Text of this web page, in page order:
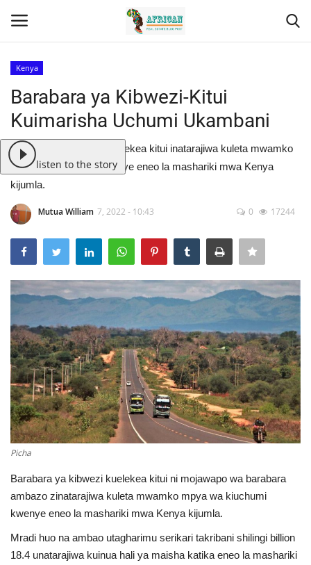
Contact
Eastern Africa
Southern Africa
Northern Africa
Western Africa
Central Africa
Videos
English French Swahili
Portuguese Spanish Arabic
Kenya
Barabara ya Kibwezi-Kitui
Kuimarisha Uchumi Ukambani
Barabara ya kibwezi kuelekea kitui inatarajiwa kuleta mwamko
mpya wa kiuchumi kwenye eneo la mashariki mwa Kenya
kijumla.
Mutua William 7, 2022 - 10:43 0 17244
listen to the story
Picha
Barabara ya kibwezi kuelekea kitui ni mojawapo wa barabara
ambazo zinatarajiwa kuleta mwamko mpya wa kiuchumi
kwenye eneo la mashariki mwa Kenya kijumla.
Mradi huo na ambao utagharimu serikari takribani shilingi billion
18.4 unatarajiwa kuinua hali ya maisha katika eneo la mashariki